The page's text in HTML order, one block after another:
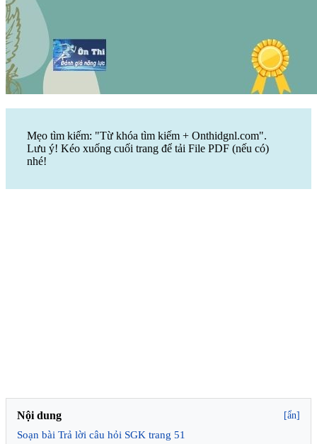
Mẹo tìm kiếm: "Từ khóa tìm kiếm + Onthidgnl.com".
Lưu ý! Kéo xuống cuối trang để tải File PDF (nếu có)
nhé!
Nội dung [ẩn]
Soạn bài Trả lời câu hỏi SGK trang 51